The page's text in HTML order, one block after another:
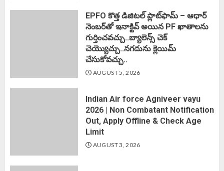
EPFO కొత్త డిజిటల్ ప్లాట్‌ఫామ్‌ – ఆధార్
నెంబర్‌తో ఇనాక్టివ్ అయిన PF ఖాతాలను
గుర్తించవచ్చు..బ్యాలెన్స్ చెక్
చెయ్యొచ్చు..నగదును క్లెయిమ్
చేసుకోవచ్చు..
AUGUST 5, 2026
Indian Air force Agniveer vayu
2026 | Non Combatant Notification
Out, Apply Offline & Check Age
Limit
AUGUST 3, 2026